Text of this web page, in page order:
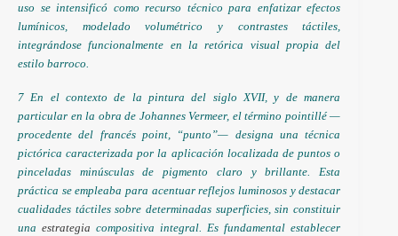
uso se intensificó como recurso técnico para enfatizar efectos
lumínicos, modelado volumétrico y contrastes táctiles,
integrándose funcionalmente en la retórica visual propia del
estilo barroco.
7 En el contexto de la pintura del siglo XVII, y de manera
particular en la obra de Johannes Vermeer, el término pointillé —
procedente del francés point, “punto”— designa una técnica
pictórica caracterizada por la aplicación localizada de puntos o
pinceladas minúsculas de pigmento claro y brillante. Esta
práctica se empleaba para acentuar reflejos luminosos y destacar
cualidades táctiles sobre determinadas superficies, sin constituir
una estrategiacompositiva integral. Es fundamental establecer